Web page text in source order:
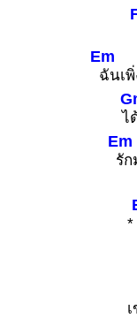
Em
ฉันเพิ่
ไ
Em
รัก
*